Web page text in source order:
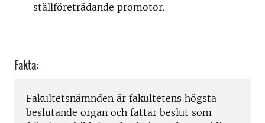
ställföreträdande promotor.
Fakta:
Fakultetsnämnden är fakultetens högsta
beslutande organ och fattar beslut som